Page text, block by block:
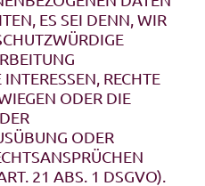
ES SEI DENN, WIR
RECHTE
ODER DIE
ODER
21 ABS. 1 DSGVO).